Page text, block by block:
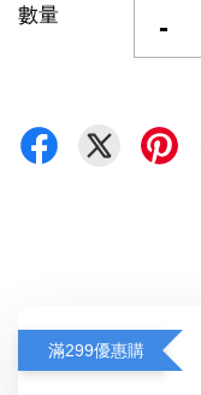
數量 -
滿299優惠購